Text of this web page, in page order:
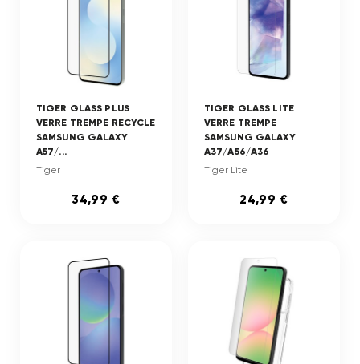
TIGER GLASS PLUS
VERRE TREMPE RECYCLE
SAMSUNG GALAXY
A57/...
Tiger
34,99 €
TIGER GLASS LITE
VERRE TREMPE
SAMSUNG GALAXY
A37/A56/A36
Tiger Lite
24,99 €